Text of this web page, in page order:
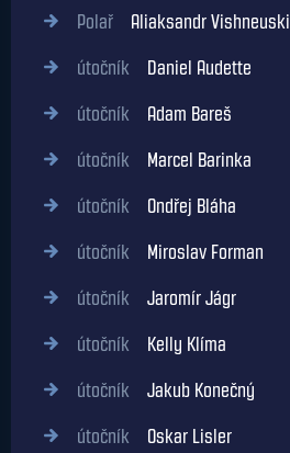
Polař Aliaksandr Vishneuski
útočník Daniel Audette
útočník Adam Bareš
útočník Marcel Barinka
útočník Ondřej Bláha
útočník Miroslav Forman
útočník Jaromír Jágr
útočník Kelly Klíma
útočník Jakub Konečný
útočník Oskar Lisler